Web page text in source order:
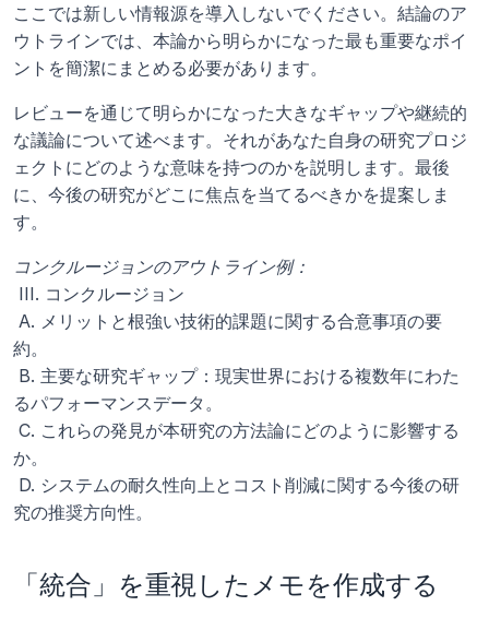
ここでは新しい情報源を導入しないでください。結論のア
ウトラインでは、本論から明らかになった最も重要なポイ
ントを簡潔にまとめる必要があります。
レビューを通じて明らかになった大きなギャップや継続的
な議論について述べます。それがあなた自身の研究プロジ
ェクトにどのような意味を持つのかを説明します。最後
に、今後の研究がどこに焦点を当てるべきかを提案しま
す。
コンクルージョンのアウトライン例：
III. コンクルージョン
約。
るパフォーマンスデータ。
か。
究の推奨方向性。
「統合」を重視したメモを作成する